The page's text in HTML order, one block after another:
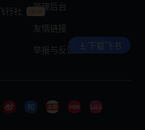
行社 管理后台
友情链接
举报与反馈 下载飞书